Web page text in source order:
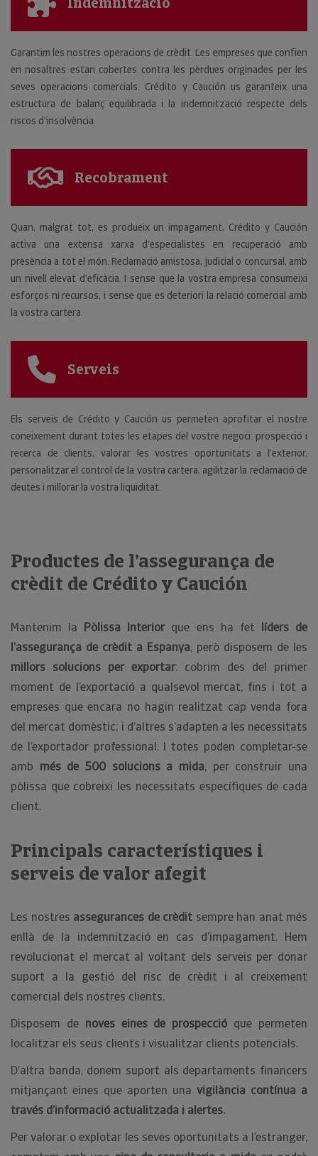
Garantim les nostres operacions de crèdit. Les empreses que confien
en nosaltres estan cobertes contra les pèrdues originades per les
seves operacions comercials. Crédito y Caución us garanteix una
estructura de balanç equilibrada i la indemnització respecte dels
riscos d’insolvència.
Recobrament
Quan, malgrat tot, es produeix un impagament, Crédito y Caución
activa una extensa xarxa d’especialistes en recuperació amb
presència a tot el món. Reclamació amistosa, judicial o concursal, amb
un nivell elevat d’eficàcia. I sense que la vostra empresa consumeixi
esforços ni recursos, i sense que es deteriori la relació comercial amb
la vostra cartera.
Serveis
Els serveis de Crédito y Caución us permeten aprofitar el nostre
coneixement durant totes les etapes del vostre negoci: prospecció i
recerca de clients, valorar les vostres oportunitats a l’exterior,
personalitzar el control de la vostra cartera, agilitzar la reclamació de
deutes i millorar la vostra liquiditat.
Productes de l’assegurança de
crèdit de Crédito y Caución
Mantenim la Pòlissa Interior que ens ha fet líders de
l’assegurança de crèdit a Espanya, però disposem de les
millors solucions per exportar: cobrim des del primer
moment de l’exportació a qualsevol mercat, fins i tot a
empreses que encara no hagin realitzat cap venda fora
del mercat domèstic; i d’altres s’adapten a les necessitats
de l’exportador professional. I totes poden completar-se
amb més de 500 solucions a mida, per construir una
pòlissa que cobreixi les necessitats específiques de cada
client.
Principals característiques i
serveis de valor afegit
Les nostres assegurances de crèdit sempre han anat més
enllà de la indemnització en cas d’impagament. Hem
revolucionat el mercat al voltant dels serveis per donar
suport a la gestió del risc de crèdit i al creixement
comercial dels nostres clients.
Disposem de noves eines de prospecció que permeten
localitzar els seus clients i visualitzar clients potencials.
D’altra banda, donem suport als departaments financers
mitjançant eines que aporten una vigilància contínua a
través d’informació actualitzada i alertes.
Per valorar o explotar les seves oportunitats a l’estranger,